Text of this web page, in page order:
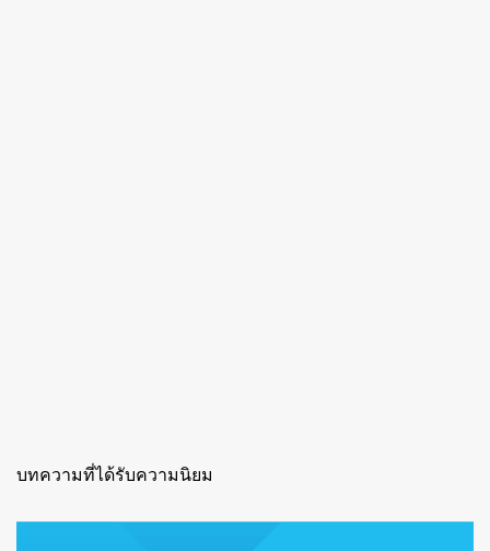
บทความที่ได้รับความนิยม